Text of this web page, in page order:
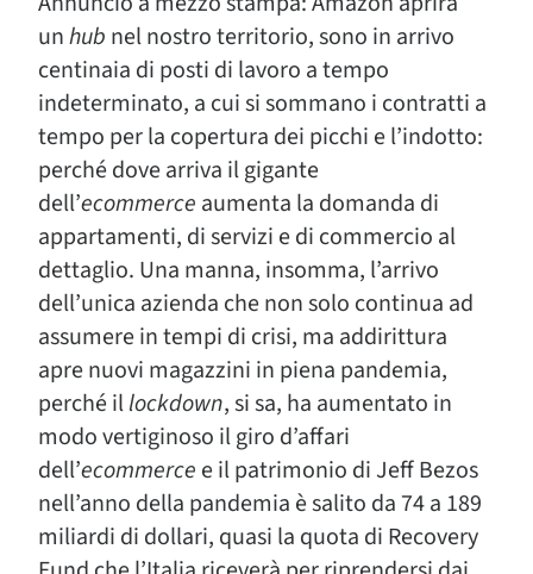
unhub nel nostro territorio, sono in arrivo
centinaia di posti di lavoro a tempo
indeterminato, a cui si sommano i contratti a
tempo per la copertura dei picchi e l’indotto:
perché dove arriva il gigante
dell’ecommerce aumenta la domanda di
appartamenti, di servizi e di commercio al
dettaglio. Una manna, insomma, l’arrivo
dell’unica azienda che non solo continua ad
assumere in tempi di crisi, ma addirittura
apre nuovi magazzini in piena pandemia,
perché illockdown, si sa, ha aumentato in
modo vertiginoso il giro d’affari
dell’ecommerce e il patrimonio di Jeff Bezos
nell’anno della pandemia è salito da 74 a 189
miliardi di dollari, quasi la quota di Recovery